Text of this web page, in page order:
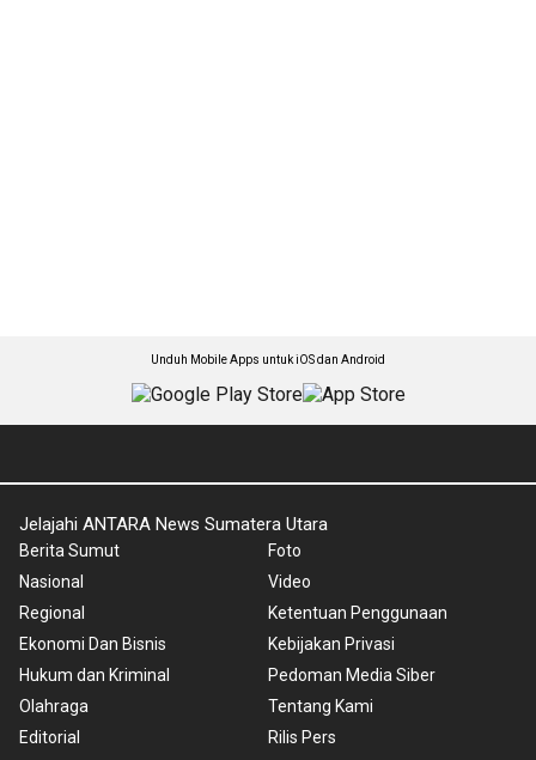
Unduh Mobile Apps untuk iOS dan Android
Jelajahi ANTARA News Sumatera Utara
Berita Sumut
Nasional
Regional
Ekonomi Dan Bisnis
Hukum dan Kriminal
Olahraga
Editorial
Foto
Video
Ketentuan Penggunaan
Kebijakan Privasi
Pedoman Media Siber
Tentang Kami
Rilis Pers